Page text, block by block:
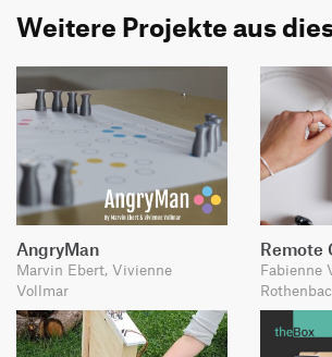
Weitere Projekte aus
AngryMan
Marvin Ebert, Vivienne
Vollmar
Remote
Fabienne